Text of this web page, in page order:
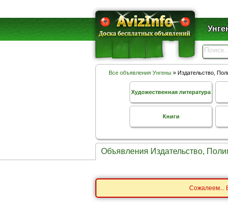
Все объявления Унгены » Издательство,
Художественная литература
Книги
Объявления Издательство,
Сожалеем...